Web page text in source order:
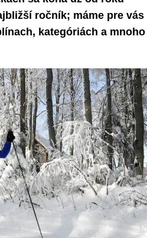
ročník; máme pre vás
kategóriách a mnoho